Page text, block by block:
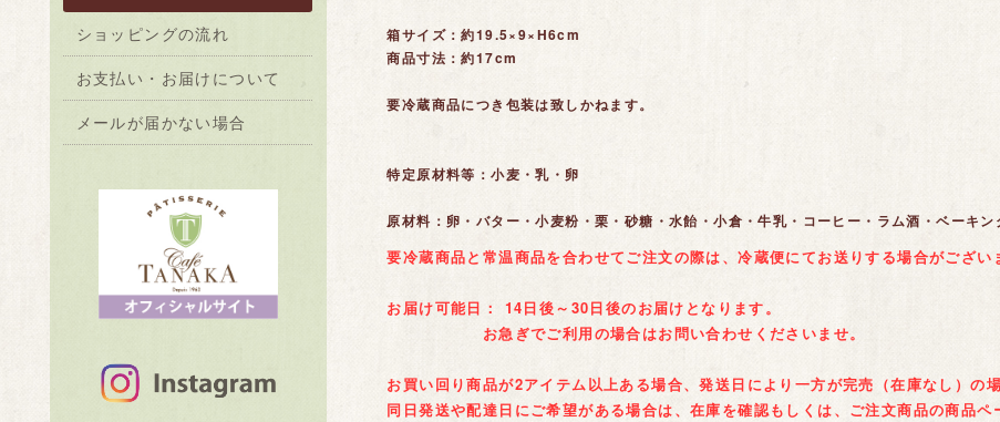
ショッピングの流れ
お支払い・お届けについて
メールが届かない場合
箱サイズ：約19.5×9×H6cm
商品寸法：約17cm
要冷蔵商品につき包装は致しかねます。
特定原材料等：小麦・乳・卵
原材料：卵・バター・小麦粉・栗・砂糖・水飴・小倉・牛乳・コーヒー・ラム酒・ベーキン
要冷蔵商品と常温商品を合わせてご注文の際は、冷蔵便にてお送りする場合がござい
お届け可能日： 14日後～30日後のお届けとなります。
お急ぎでご利用の場合はお問い合わせくださいませ。
お買い回り商品が2アイテム以上ある場合、発送日により一方が完売（在庫なし）の
同日発送や配達日にご希望がある場合は、在庫を確認もしくは、ご注文商品の商品